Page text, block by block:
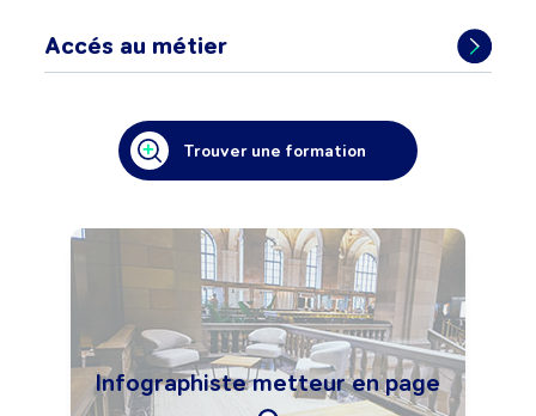
Accés au métier
Trouver une formation
Infographiste metteur en page